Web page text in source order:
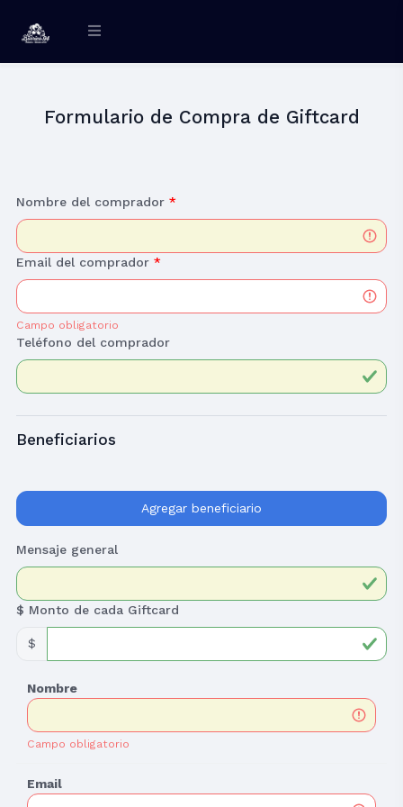
Formulario de Compra de Giftcard
Nombre del comprador *
Email del comprador *
Campo obligatorio
Teléfono del comprador
Beneficiarios
Agregar beneficiario
Mensaje general
$ Monto de cada Giftcard
$
Campo obligatorio